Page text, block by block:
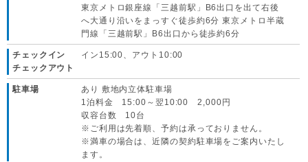
東京メトロ銀座線「三越前駅」B6出口を出て右後
へ大通り沿いをまっすぐ徒歩約6分 東京メトロ半蔵
門線「三越前駅」B6出口から徒歩約6分
チェックイン
チェックアウト
イン15:00、アウト10:00
駐車場
あり 敷地内立体駐車場
1泊料金 15:00～翌10:00 2,000円
収容台数 10台
※ご利用は先着順、予約は承っておりません。
※満車の場合は、近隣の契約駐車場をご案内いたし
ます。